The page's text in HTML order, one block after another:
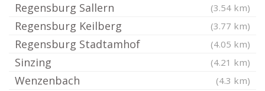
Regensburg Sallern (3.54 km)
Regensburg Keilberg (3.77 km)
Regensburg Stadtamhof (4.05 km)
Sinzing (4.21 km)
Wenzenbach (4.3 km)